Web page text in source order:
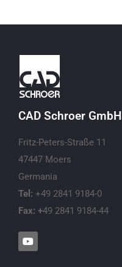
CAD Schroer GmbH
Fritz-Peters-Straße 11
47447 Moers
Germania
Tel: +49 2841 9184-0
Fax: +49 2841 9184-44
Y
o
u